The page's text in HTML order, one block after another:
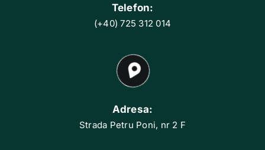
Telefon:
(+40) 725 312 014
Adresa:
Strada Petru Poni, nr 2 F